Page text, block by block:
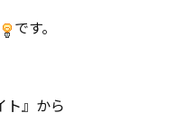
です。
ト』から